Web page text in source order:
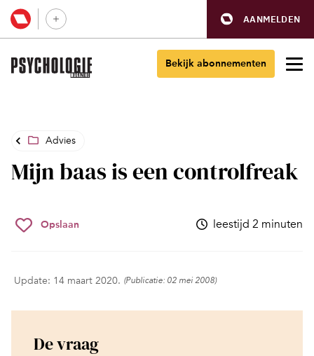
AANMELDEN
Bekijk abonnementen
Advies
Mijn baas is een controlfreak
Opslaan leestijd 2 minuten
Update: 14 maart 2020. (Publicatie: 02 mei 2008)
De vraag